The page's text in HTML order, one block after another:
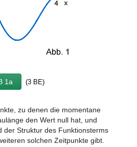
1a (3 BE)
zu denen die momentane
den Wert null hat, und
der Struktur des Funktionsterms
solchen Zeitpunkte gibt.